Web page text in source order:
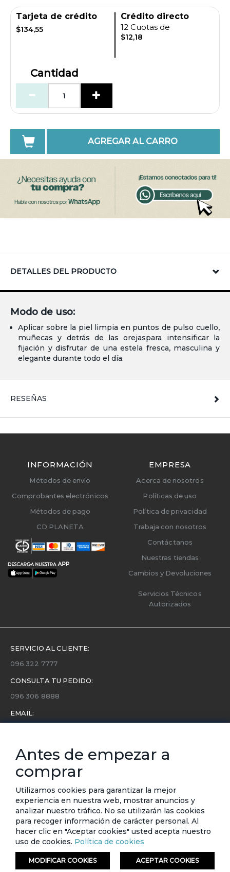
Tarjeta de crédito
$134,55
Crédito directo
12 Cuotas de
$12,18
Cantidad
AGREGAR AL CARRO
DETALLES DEL PRODUCTO
Modo de uso:
Aplicar sobre la piel limpia en puntos de pulso cuello,
muñecas y detrás de las orejaspara intensificar la
fijación y disfrutar de una estela fresca, masculina y
elegante durante todo el día.
RESEÑAS
INFORMACIÓN
Métodos de envío
Comprobantes electrónicos
Métodos de pago
CD PLANETA
EMPRESA
Acerca de nosotros
Políticas de uso
Política de privacidad
Trabaja con nosotros
Contáctanos
Nuestras tiendas
Cambios y Devoluciones
Servicios Técnicos
Autorizados
SERVICIO AL CLIENTE:
096 322 7777
CONSULTA TU PEDIDO:
096 306 8888
EMAIL:
Conoce toda la información sobre últimas colecciones,
eventos y ofertas.
Subscríbete a nuestro newsletter
SUSCRIBIRSE
© ETAFASHION 2023. Todos los derechos reservados.
Antes de empezar a
comprar
Utilizamos cookies para garantizar la mejor
experiencia en nuestra web, mostrar anuncios y
analizar nuestro tráfico. No se utilizarán las cookies
para recoger información de carácter personal. Al
hacer clic en "Aceptar cookies" usted acepta nuestro
uso de cookies. Política de cookies
MODIFICAR COOKIES ACEPTAR COOKIES